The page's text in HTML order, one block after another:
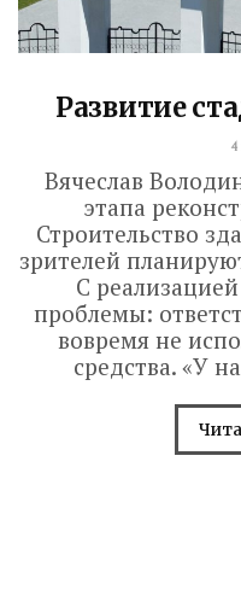
Развитие
4
Вячеслав
этапа
Строительство
зрителей
С
проблемы:
вовремя не
средства. «У